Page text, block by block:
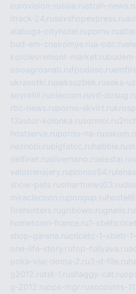
eurovision-russia.rustrah-
itrack-24.rusexshopexpress.ru
alabuga-cityhotel.rupornv.ru
bud-em-znakomye.rua-cdc.ru
korolevremont-market.ru
oooagrosnab.rufpodaso.ru
ukrasotki.ruseksuzbek.ruseks-
sovratili.ruolecoon.ruvd-
rbc-news.ruporno-skvirt.ru
13autor-kolonka.rusormol.ru
hostserve.ruporno-na-
neznobi.rubigfatcc.ru habble.ru
delfinet.rusilvernano.ruelestal.ru
velotrenajery.rupronso54.ru
show-pets.rusmartnews03.ru
miraclecoon.rupongup.ru
firehunters.rugribowo.rugnalis.ru
hometown-france.ru1-
shop-garena.rucricetc-1-xbetr-
one-life-story.rutop-halyava.ru
poka-vse-doma-2.ru3-d-file.ru
g2012.rutst-1.rushaggy-cat.ru
g-2012.ruops-mgr.ruaccounts-